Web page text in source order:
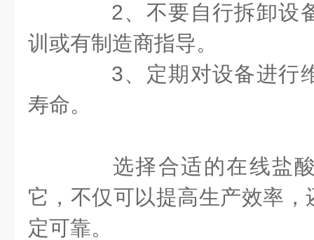
2、不要自行拆卸设
训或有制造商指导。
3、定期对设备进行
寿命。
选择合适的在线盐酸
它，不仅可以提高生产效率
定可靠。